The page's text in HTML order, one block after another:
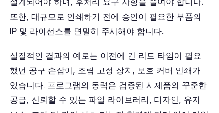
설계되어야 하며, 후처리 요구 사항을 줄여야 합니다.
또한, 대규모로 인쇄하기 전에 승인이 필요한 부품의
IP 및 라이선스를 면밀히 주시해야 합니다.
실질적인 결과의 예로는 이전에 긴 리드 타임이 필요
했던 공구 손잡이, 조립 고정 장치, 보호 커버 인쇄가
있습니다. 프로그램의 동력은 검증된 시제품의 꾸준한
공급, 신뢰할 수 있는 파일 라이브러리, 디자인, 유지